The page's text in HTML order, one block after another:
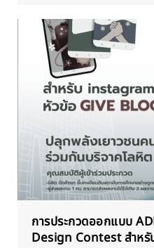
การประกวดออกแบบ
Design Contest สำห